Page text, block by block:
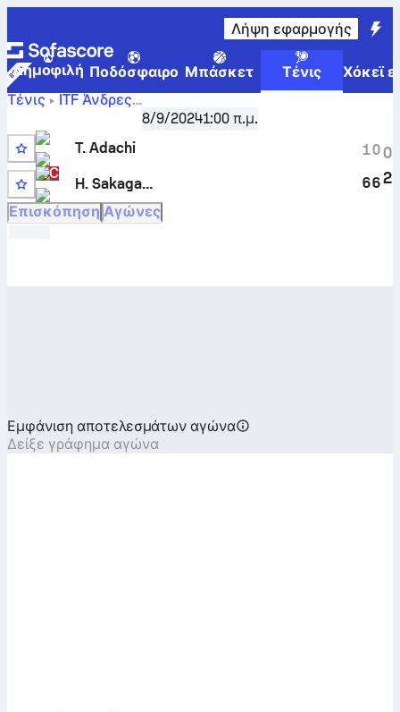
Λήψη εφαρμογής
Δημοφιλή Ποδόσφαιρο Μπάσκετ Τένις
Χόκεϊ
Τένις
ITF Άνδρες
Sapporo, Singles Qualifying, M-ITF-JPN-12A
Adachi
αποτελέσματα
8/9/20241:00 π.μ.
WC
T. Adachi
13
H. Sakagawa
1
6
0
6
0
2
Επισκόπηση Αγώνες
Εμφάνιση αποτελεσμάτων αγώνα
Δείξε γράφημα αγώνα